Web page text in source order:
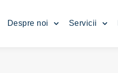
Despre noi Servicii